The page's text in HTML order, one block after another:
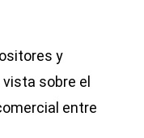
y
sobre el
entre